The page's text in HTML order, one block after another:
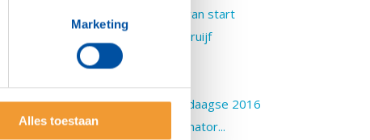
Marketing
Alles toestaan
Clubjaar 2016/2017 gaat varend van start
Nieuwe voorzitter Ruud van der Kruijf
Fietsende Rotarians gesponsord
Helpende handen bij rolstoel-vierdaagse 2016
Van IT projectmanager tot zwerfinator...